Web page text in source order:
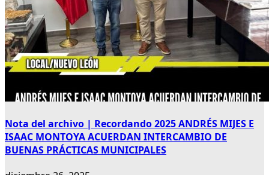
Nota del archivo | Recordando 2025 ANDRÉS MIJES E
ISAAC MONTOYA ACUERDAN INTERCAMBIO DE
BUENAS PRÁCTICAS MUNICIPALES